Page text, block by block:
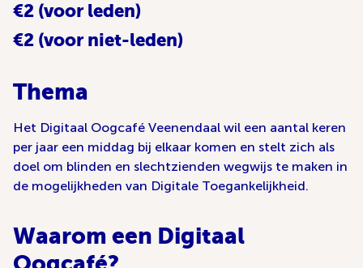
€2 (voor leden)
€2 (voor niet-leden)
Thema
Het Digitaal Oogcafé Veenendaal wil een aantal keren
per jaar een middag bij elkaar komen en stelt zich als
doel om blinden en slechtzienden wegwijs te maken in
de mogelijkheden van Digitale Toegankelijkheid.
Waarom een Digitaal